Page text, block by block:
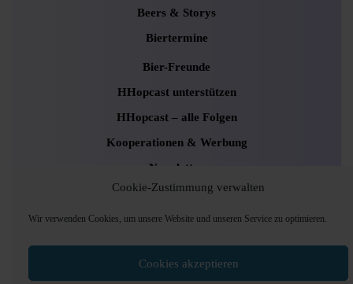
Cookie-Zustimmung verwalten
Wir verwenden Cookies, um unsere Website und unseren Service zu optimieren.
Cookies akzeptieren
Beers & Storys
Biertermine
Bier-Freunde
HHopcast unterstützen
HHopcast – alle Folgen
Kooperationen & Werbung
Newsletter
Uncategorized
Podcaster Radio WordPress Theme
Pods Hamburg © 2024, Foto: Andrea Lang